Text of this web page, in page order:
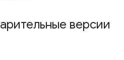
версии